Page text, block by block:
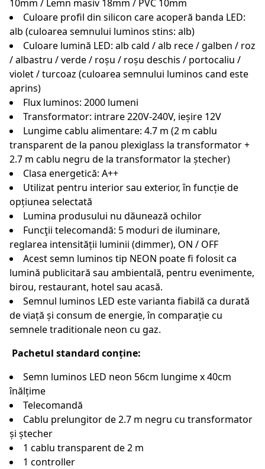
10mm / Lemn masiv 18mm / PVC 10mm
Culoare profil din silicon care acoperă banda LED:
alb (culoarea semnului luminos stins: alb)
Culoare lumină LED: alb cald / alb rece / galben / roz
/ albastru / verde / roșu / roșu deschis / portocaliu /
violet / turcoaz (culoarea semnului luminos cand este
aprins)
Flux luminos: 2000 lumeni
Transformator: intrare 220V-240V, ieșire 12V
Lungime cablu alimentare: 4.7 m (2 m cablu
transparent de la panou plexiglass la transformator +
2.7 m cablu negru de la transformator la ștecher)
Clasa energetică: A++
Utilizat pentru interior sau exterior, în funcție de
opțiunea selectată
Lumina produsului nu dăunează ochilor
Funcţii telecomandă: 5 moduri de iluminare,
reglarea intensității luminii (dimmer), ON / OFF
Acest semn luminos tip NEON poate fi folosit ca
lumină publicitară sau ambientală, pentru evenimente,
birou, restaurant, hotel sau acasă.
Semnul luminos LED este varianta fiabilă ca durată
de viață și consum de energie, în comparație cu
semnele traditionale neon cu gaz.
Pachetul standard conține:
Semn luminos LED neon 56cm lungime x 40cm
înălțime
Telecomandă
Cablu prelungitor de 2.7 m negru cu transformator
și ștecher
1 cablu transparent de 2 m
1 controller